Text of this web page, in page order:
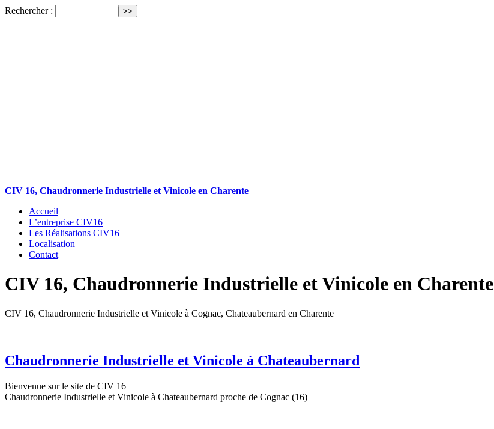
Rechercher :
CIV 16, Chaudronnerie Industrielle et Vinicole en Charente
Accueil
L’entreprise CIV16
Les Réalisations CIV16
Localisation
Contact
CIV 16, Chaudronnerie Industrielle et Vinicole en Charente
CIV 16, Chaudronnerie Industrielle et Vinicole à Cognac, Chateaubernard en Charente
Chaudronnerie Industrielle et Vinicole à Chateaubernard
Bienvenue sur le site de CIV 16
Chaudronnerie Industrielle et Vinicole à Chateaubernard proche de Cognac (16)